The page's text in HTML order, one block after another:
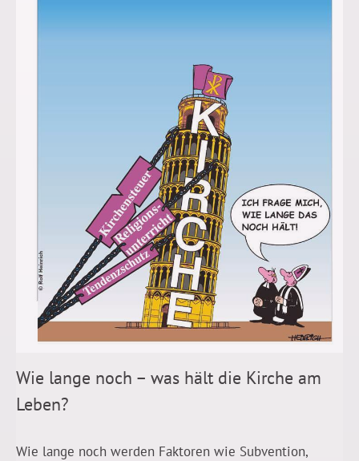
Wie lange noch – was hält die Kirche am
Leben?
Wie lange noch werden Faktoren wie Subvention,